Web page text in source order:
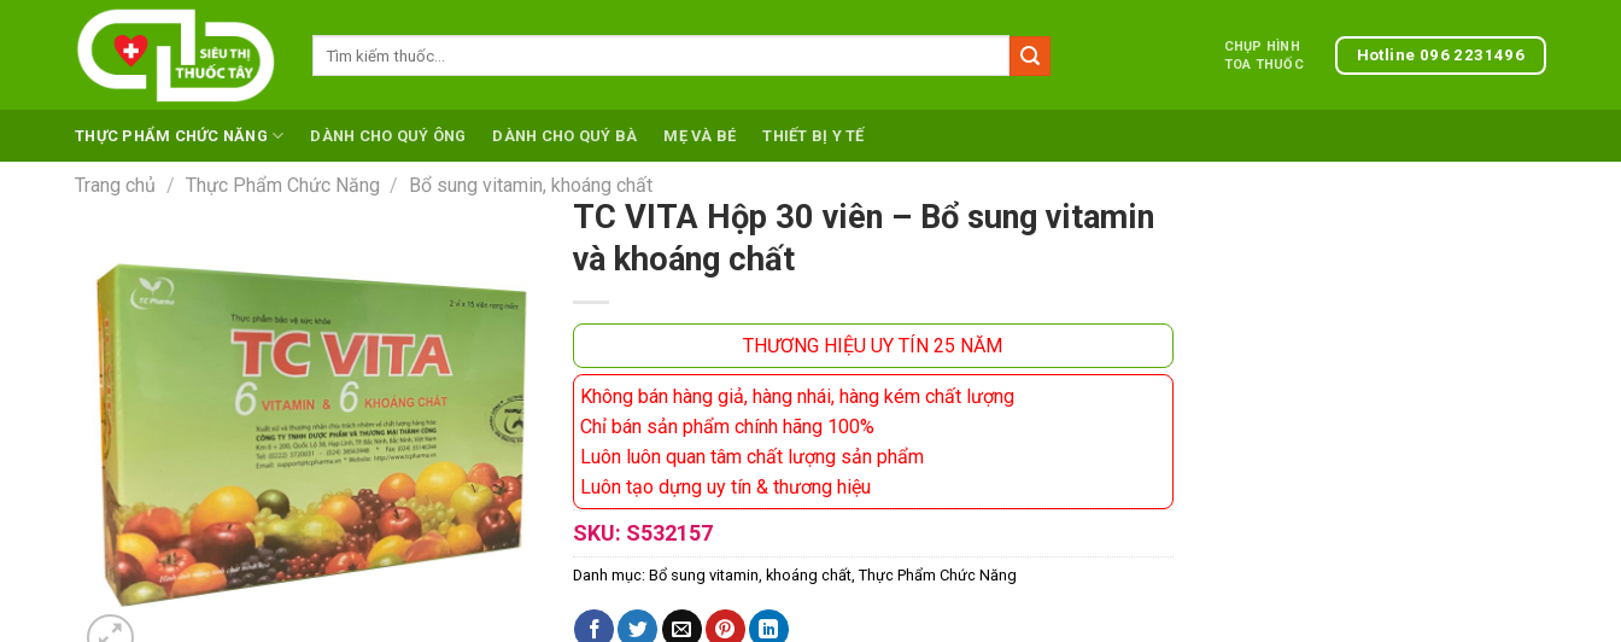
CHỤP HÌNH
TOA THUỐC
Hotline 096 2231496
THỰC PHẨM CHỨC NĂNG DÀNH CHO QUÝ ÔNG DÀNH CHO QUÝ BÀ MẸ VÀ BÉ THIẾT BỊ Y TẾ
Trang chủ / Thực Phẩm Chức Năng / Bổ sung vitamin, khoáng chất
TC VITA Hộp 30 viên – Bổ sung vitamin
và khoáng chất
THƯƠNG HIỆU UY TÍN 25 NĂM
Không bán hàng giả, hàng nhái, hàng kém chất lượng
Chỉ bán sản phẩm chính hãng 100%
Luôn luôn quan tâm chất lượng sản phẩm
Luôn tạo dựng uy tín & thương hiệu
SKU: S532157
Danh mục: Bổ sung vitamin, khoáng chất, Thực Phẩm Chức Năng